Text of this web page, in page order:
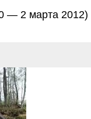
— 2 марта 2012)